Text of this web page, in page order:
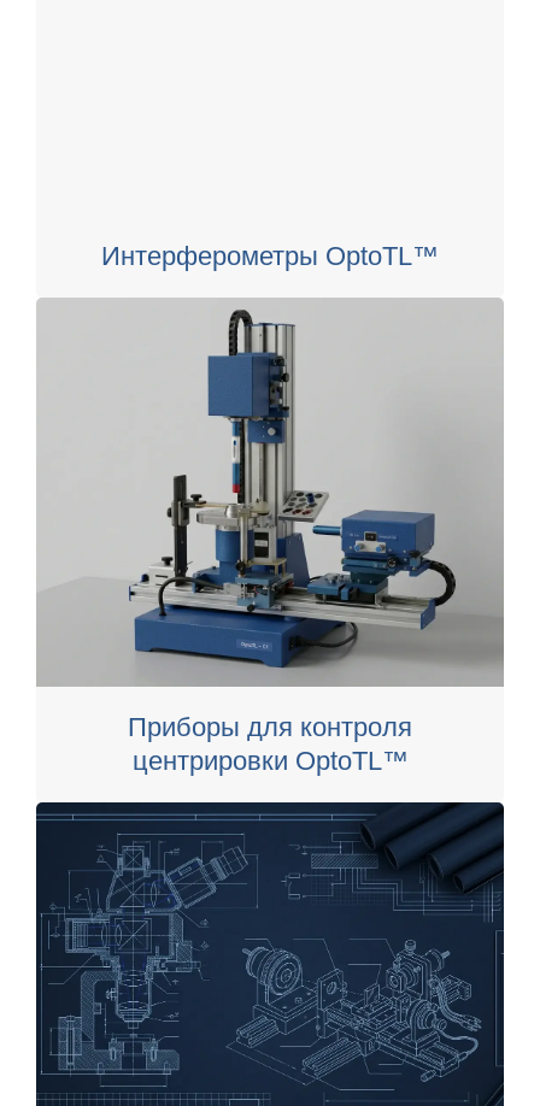
Интерферометры OptoTL™
Приборы для контроля
центрировки OptoTL™